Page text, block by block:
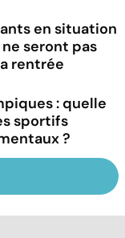
en situation
seront pas
rentrée
: quelle
sportifs
?